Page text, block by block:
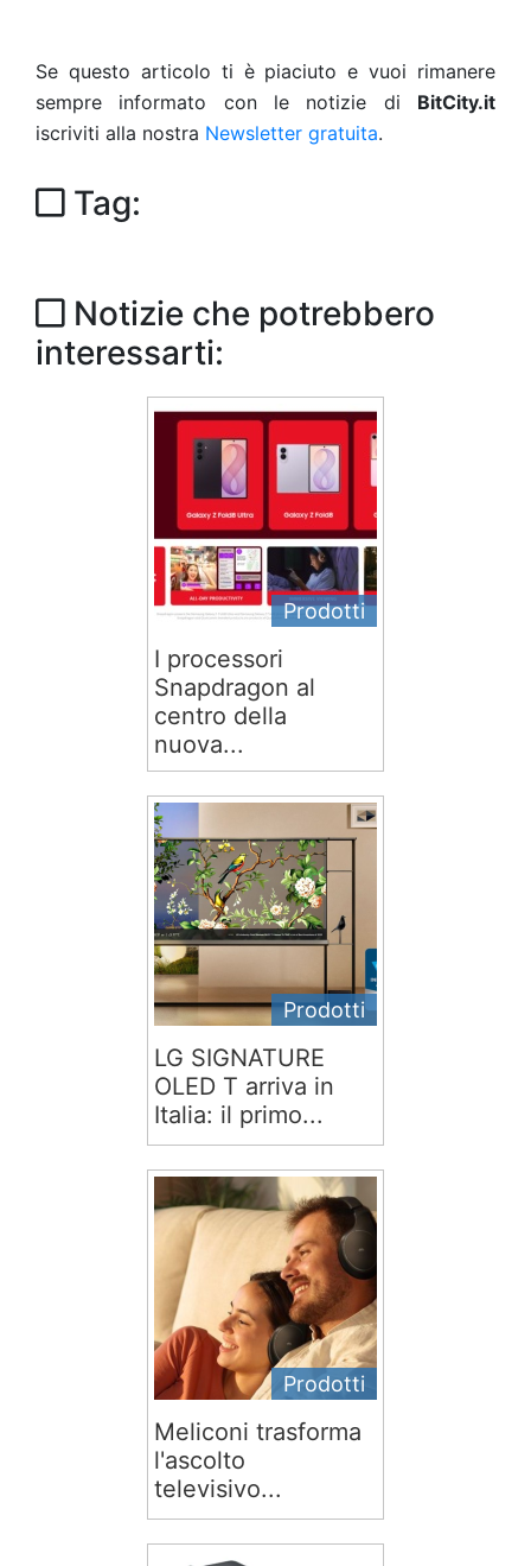
Se questo articolo ti è piaciuto e vuoi rimanere
sempre informato con le notizie di BitCity.it
iscriviti alla nostra Newsletter gratuita.
Tag:
Notizie che potrebbero
interessarti:
Prodotti
I processori
Snapdragon al
centro della
nuova...
Prodotti
LG SIGNATURE
OLED T arriva in
Italia: il primo...
Prodotti
Meliconi trasforma
l'ascolto
televisivo...